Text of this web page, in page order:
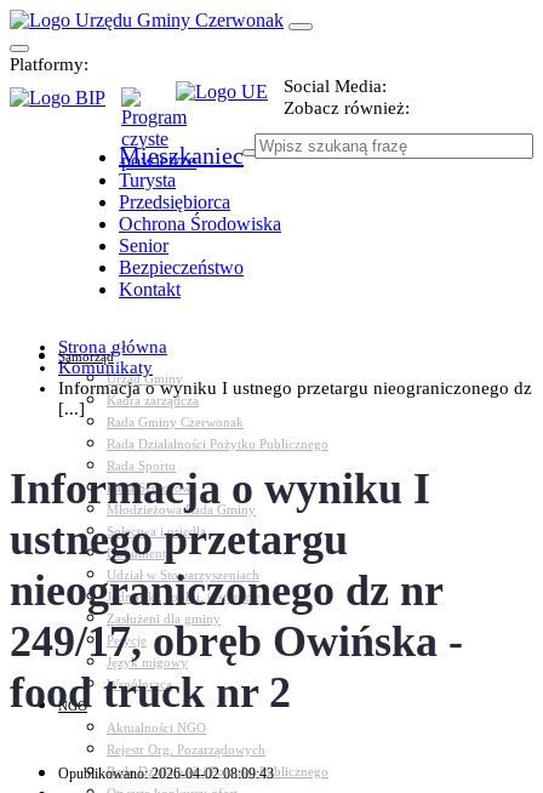
Platformy:
Social Media:
Zobacz również:
Mieszkaniec
Turysta
Przedsiębiorca
Ochrona Środowiska
Senior
Bezpieczeństwo
Kontakt
Samorząd
Urząd Gminy
Kadra zarządcza
Rada Gminy Czerwonak
Rada Działalności Pożytku Publicznego
Rada Sportu
Rada Seniorów
Młodzieżowa Rada Gminy
Sołectwa i osiedla
Dokumenty
Udział w Stowarzyszeniach
Jednostki, spółki, instytucje
Zasłużeni dla gminy
Petycje
Język migowy
Współpraca
NGO
Aktualności NGO
Rejestr Org. Pozarządowych
Rada Działalności Pożytku Publicznego
Strona główna
Komunikaty
Informacja o wyniku I ustnego przetargu nieograniczonego dz
[...]
Informacja o wyniku I
ustnego przetargu
nieograniczonego dz nr
249/17, obręb Owińska -
food truck nr 2
Opublikowano: 2026-04-02 08:09:43